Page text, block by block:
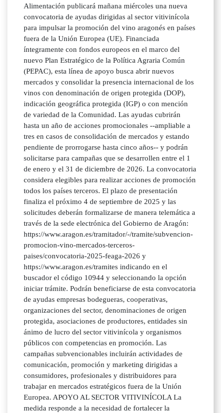
Alimentación publicará mañana miércoles una nueva
convocatoria de ayudas dirigidas al sector vitivinícola
para impulsar la promoción del vino aragonés en países
fuera de la Unión Europea (UE). Financiada
íntegramente con fondos europeos en el marco del
nuevo Plan Estratégico de la Política Agraria Común
(PEPAC), esta línea de apoyo busca abrir nuevos
mercados y consolidar la presencia internacional de los
vinos con denominación de origen protegida (DOP),
indicación geográfica protegida (IGP) o con mención
de variedad de la Comunidad. Las ayudas cubrirán
hasta un año de acciones promocionales --ampliable a
tres en casos de consolidación de mercados y estando
pendiente de prorrogarse hasta cinco años-- y podrán
solicitarse para campañas que se desarrollen entre el 1
de enero y el 31 de diciembre de 2026. La convocatoria
considera elegibles para realizar acciones de promoción
todos los países terceros. El plazo de presentación
finaliza el próximo 4 de septiembre de 2025 y las
solicitudes deberán formalizarse de manera telemática a
través de la sede electrónica del Gobierno de Aragón:
https://www.aragon.es/tramitador/-/tramite/subvencion-
promocion-vino-mercados-terceros-
paises/convocatoria-2025-feaga-2026 y
https://www.aragon.es/tramites indicando en el
buscador el código 10944 y seleccionando la opción
iniciar trámite. Podrán beneficiarse de esta convocatoria
de ayudas empresas bodegueras, cooperativas,
organizaciones del sector, denominaciones de origen
protegida, asociaciones de productores, entidades sin
ánimo de lucro del sector vitivinícola y organismos
públicos con competencias en promoción. Las
campañas subvencionables incluirán actividades de
comunicación, promoción y marketing dirigidas a
consumidores, profesionales y distribuidores para
trabajar en mercados estratégicos fuera de la Unión
Europea. APOYO AL SECTOR VITIVINÍCOLA La
medida responde a la necesidad de fortalecer la